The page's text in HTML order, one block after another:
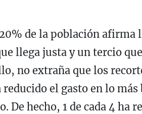
de la población afirma
llega justa y un tercio
no extraña que los
el gasto en lo más
De hecho, 1 de cada 4 ha